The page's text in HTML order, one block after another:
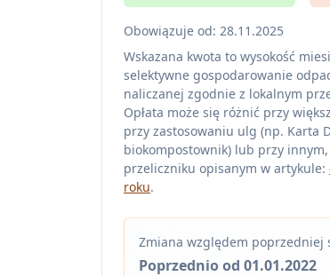
Obowiązuje od: 28.11.2025
Wskazana kwota to wysokość
selektywne gospodarowanie
naliczanej zgodnie z lokalnym
Opłata może się różnić przy
przy zastosowaniu ulg (np. Karta
biokompostownik) lub przy
przeliczniku opisanym w artykule:
roku.
Zmiana względem poprzedniej
Poprzednio od 01.01.2022